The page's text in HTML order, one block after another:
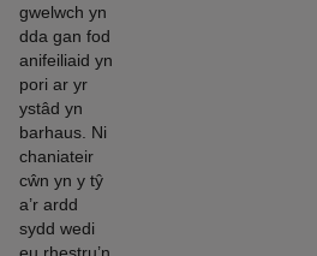
gwelwch yn
dda gan fod
anifeiliaid yn
pori ar yr
ystâd yn
barhaus. Ni
chaniateir
cŵn yn y tŷ
a’r ardd
sydd wedi